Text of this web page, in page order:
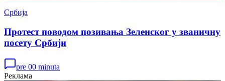
Србија
Протест поводом позивања Зеленског у званичну
посету Србији
pre 00 minuta
Реклама